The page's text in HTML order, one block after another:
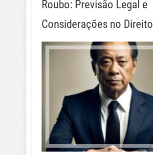
Roubo: Previsão Legal e
Considerações no Direito